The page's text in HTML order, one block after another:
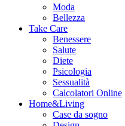
Moda
Bellezza
Take Care
Benessere
Salute
Diete
Psicologia
Sessualità
Calcolatori Online
Home&Living
Case da sogno